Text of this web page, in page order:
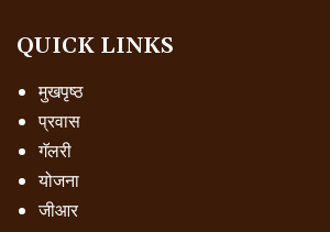
QUICK LINKS
मुखपृष्ठ
प्रवास
गॅलरी
योजना
जीआर